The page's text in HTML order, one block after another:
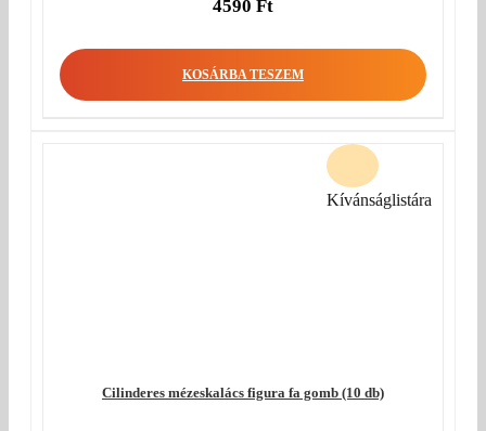
4590 Ft
KOSÁRBA TESZEM
Cilinderes mézeskalács figura fa gomb (10 db)
Kívánságlistára